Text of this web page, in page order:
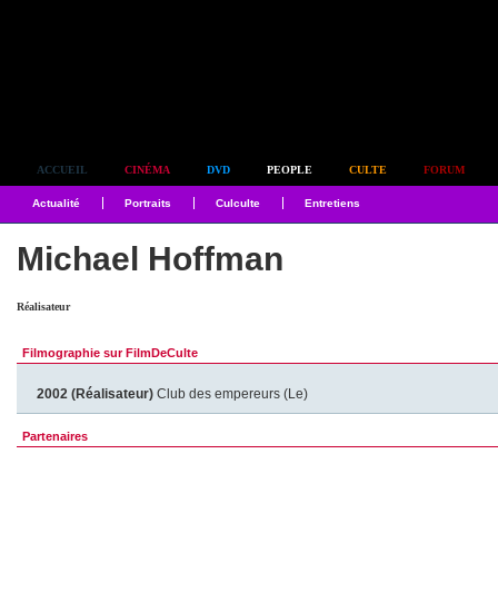
ACCUEIL CINÉMA DVD PEOPLE CULTE FORUM
Actualité Portraits Culculte Entretiens
Michael Hoffman
Réalisateur
Filmographie sur FilmDeCulte
2002 (Réalisateur) Club des empereurs (Le)
Partenaires